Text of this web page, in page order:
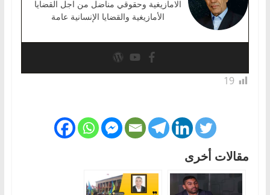
الامازيغية وحقوقي مناضل من اجل القضايا
الأمازيغية والقضايا الإنسانية عامة
19
مقالات أخرى